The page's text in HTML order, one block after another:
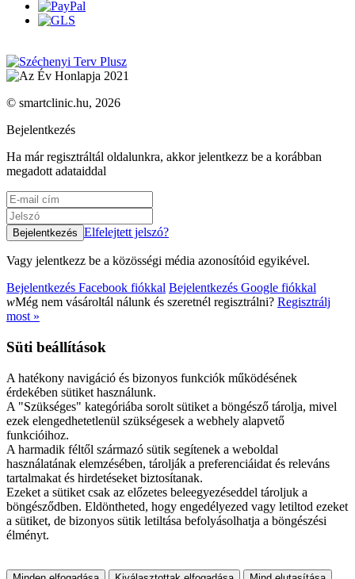
© smartclinic.hu, 2026
Bejelentkezés
Ha már regisztráltál oldalunkra, akkor jelentkezz be a korábban
megadott adataiddal
Elfelejtett jelszó?
Vagy jelentkezz be a közösségi média azonosítóid egyikével.
Bejelentkezés Facebook fiókkal Bejelentkezés Google fiókkal
wMég nem vásároltál nálunk és szeretnél regisztrálni? Regisztrálj
most »
Süti beállítások
A hatékony navigáció és bizonyos funkciók működésének
érdekében sütiket használunk.
A "Szükséges" kategóriába sorolt sütiket a böngésző tárolja, mivel
ezek elengedhetetlenül szükségesek a webhely alapvető
funkcióihoz.
A harmadik féltől származó sütik segítenek a weboldal
használatának elemzésében, tárolják a preferenciáidat és releváns
tartalmakat és hirdetéseket biztosítanak.
Ezeket a sütiket csak az előzetes beleegyezéseddel tároljuk a
böngésződben. Eldöntheted, hogy engedélyezed vagy letiltod ezeket
a sütiket, de bizonyos sütik letiltása befolyásolhatja a böngészési
élményt.